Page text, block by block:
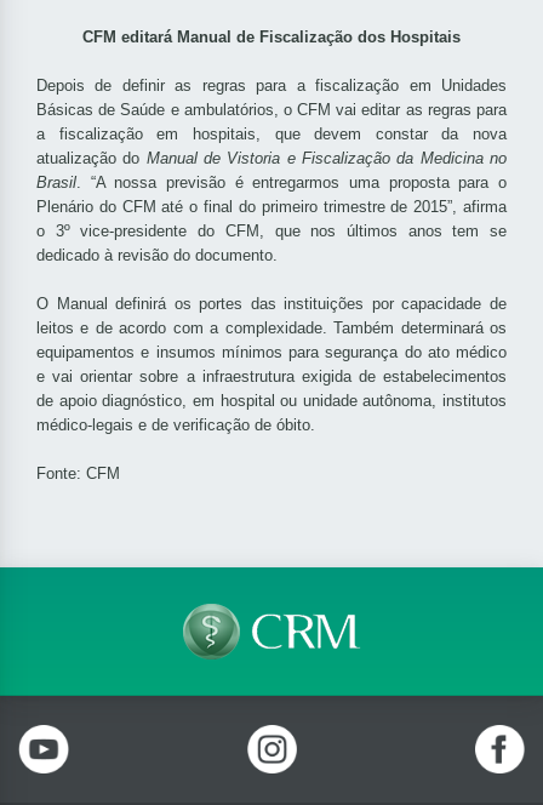
CFM editará Manual de Fiscalização dos Hospitais
Depois de definir as regras para a fiscalização em Unidades
Básicas de Saúde e ambulatórios, o CFM vai editar as regras para
a fiscalização em hospitais, que devem constar da nova
atualização do Manual de Vistoria e Fiscalização da Medicina no
Brasil. “A nossa previsão é entregarmos uma proposta para o
Plenário do CFM até o final do primeiro trimestre de 2015”, afirma
o 3º vice-presidente do CFM, que nos últimos anos tem se
dedicado à revisão do documento.
O Manual definirá os portes das instituições por capacidade de
leitos e de acordo com a complexidade. Também determinará os
equipamentos e insumos mínimos para segurança do ato médico
e vai orientar sobre a infraestrutura exigida de estabelecimentos
de apoio diagnóstico, em hospital ou unidade autônoma, institutos
médico-legais e de verificação de óbito.
Fonte: CFM